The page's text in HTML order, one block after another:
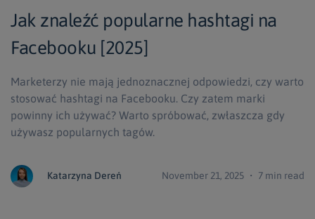
Jak znaleźć popularne hashtagi na
Facebooku [2025]
Marketerzy nie mają jednoznacznej odpowiedzi, czy warto
stosować hashtagi na Facebooku. Czy zatem marki
powinny ich używać? Warto spróbować, zwłaszcza gdy
używasz popularnych tagów.
Katarzyna Dereń November 21, 2025 ・ 7 min read